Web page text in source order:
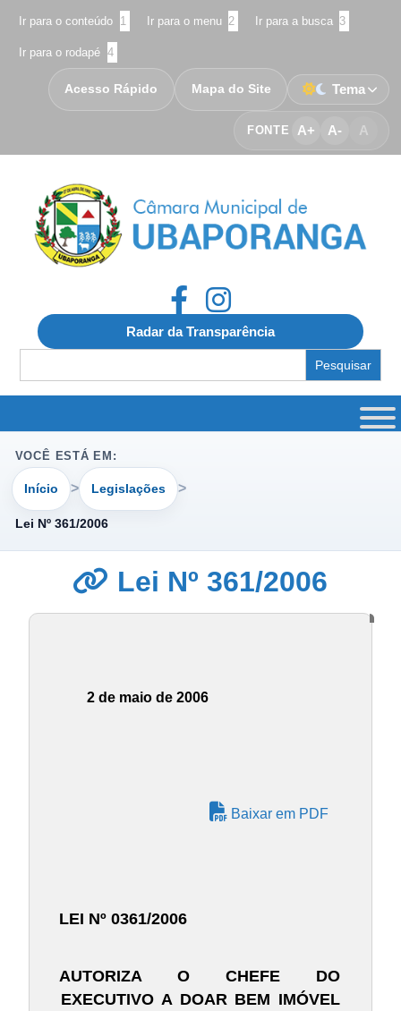
Ir para o conteúdo 1 Ir para o menu 2 Ir para a busca 3
Ir para o rodapé 4
FONTE A+ A- A
Acesso Rápido Mapa do Site Tema
Radar da Transparência
for:
VOCÊ ESTÁ EM:
Início Legislações
Lei Nº 361/2006
Lei Nº 361/2006
2 de maio de 2006
Baixar em PDF
LEI Nº 0361/2006
AUTORIZA O CHEFE DO
EXECUTIVO A DOAR BEM IMÓVEL